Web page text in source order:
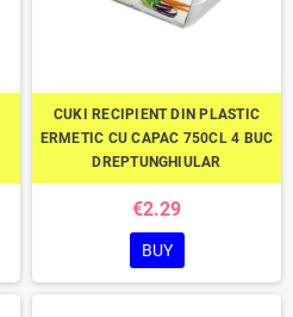
CUKI RECIPIENT DIN PLASTIC
ERMETIC CU CAPAC 750CL 4 BUC
DREPTUNGHIULAR
€2.29
BUY